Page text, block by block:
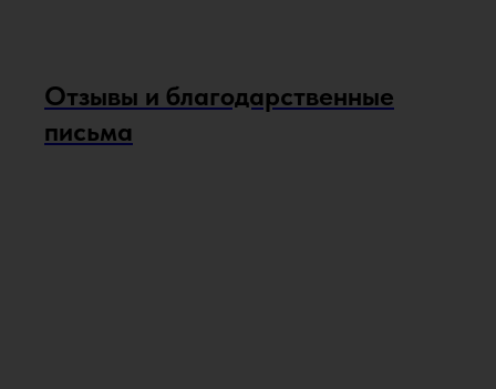
Отзывы и благодарственные
письма